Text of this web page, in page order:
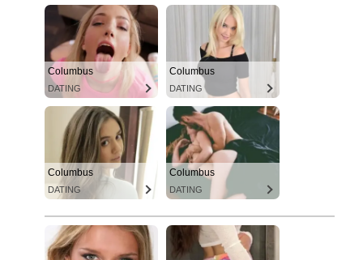
Columbus
DATING
Columbus
DATING
Columbus
DATING
Columbus
DATING